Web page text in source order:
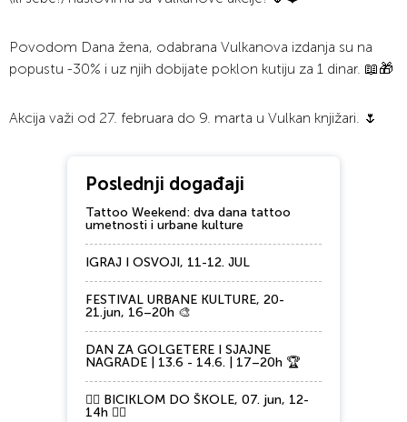
Povodom Dana žena, odabrana Vulkanova izdanja su na
popustu -30% i uz njih dobijate poklon kutiju za 1 dinar. 📖🎁
Akcija važi od 27. februara do 9. marta u Vulkan knjižari. 🌷
Poslednji događaji
Tattoo Weekend: dva dana tattoo
umetnosti i urbane kulture
IGRAJ I OSVOJI, 11-12. JUL
FESTIVAL URBANE KULTURE, 20-
21.jun, 16–20h 🎨
DAN ZA GOLGETERE I SJAJNE
NAGRADE | 13.6 - 14.6. | 17–20h 🏆
🚴‍♂️ BICIKLOM DO ŠKOLE, 07. jun, 12-
14h 🚴‍♀️